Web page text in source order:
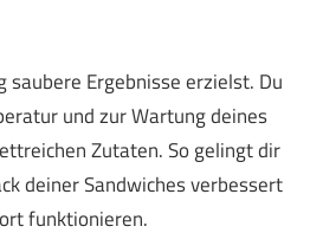
Ergebnisse erzielst. Du
und zur Wartung deines
Zutaten. So gelingt dir
deiner Sandwiches verbessert
funktionieren.